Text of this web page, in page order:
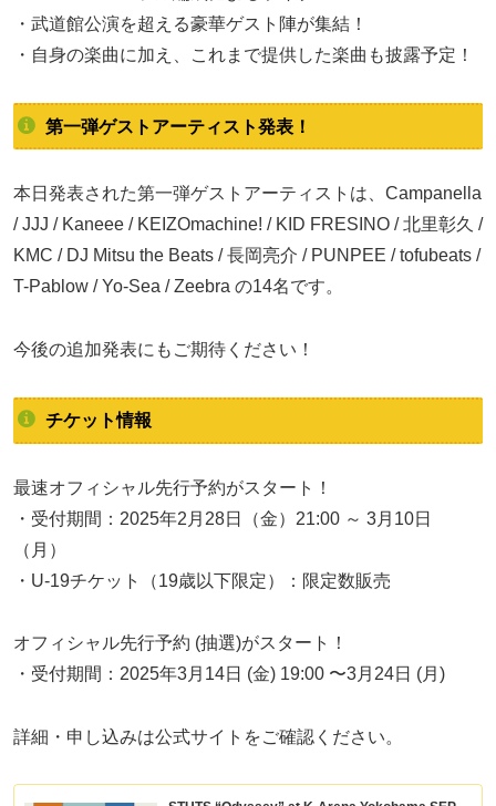
・武道館公演を超える豪華ゲスト陣が集結！
・自身の楽曲に加え、これまで提供した楽曲も披露予定！
第一弾ゲストアーティスト発表！
本日発表された第一弾ゲストアーティストは、Campanella
/ JJJ / Kaneee / KEIZOmachine! / KID FRESINO / 北里彰久 /
KMC / DJ Mitsu the Beats / 長岡亮介 / PUNPEE / tofubeats /
T-Pablow / Yo-Sea / Zeebra の14名です。
今後の追加発表にもご期待ください！
チケット情報
最速オフィシャル先行予約がスタート！
・受付期間：2025年2月28日（金）21:00 ～ 3月10日
（月）
・U-19チケット（19歳以下限定）：限定数販売
オフィシャル先行予約 (抽選)がスタート！
・受付期間：2025年3月14日 (金) 19:00 〜3月24日 (月)
詳細・申し込みは公式サイトをご確認ください。